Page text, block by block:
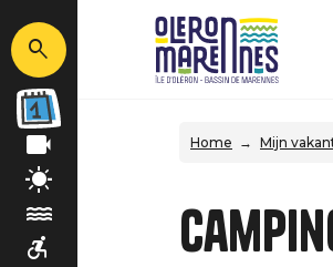
Home Mijn